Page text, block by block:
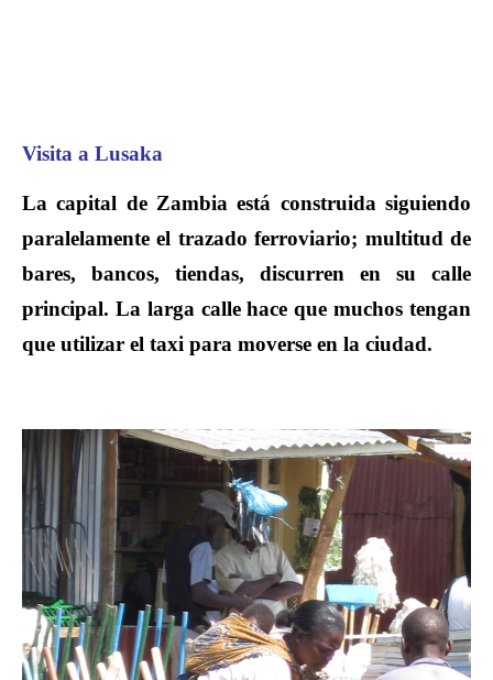
Visita a Lusaka
La capital de Zambia está construida siguiendo
paralelamente el trazado ferroviario; multitud de
bares, bancos, tiendas, discurren en su calle
principal. La larga calle hace que muchos tengan
que utilizar el taxi para moverse en la ciudad.